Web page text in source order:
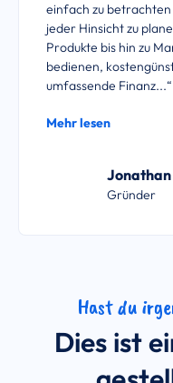
einfach zu
jeder Hinsicht zu
Produkte bis hin zu
bedienen,
umfassende Finanz...“
Mehr lesen
Jonathan
Gründer
Hast du
Dies ist